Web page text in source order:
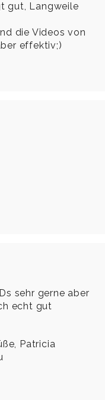
gut, Langweile
die Videos von
effektiv;)
sehr gerne aber
echt gut
Patricia